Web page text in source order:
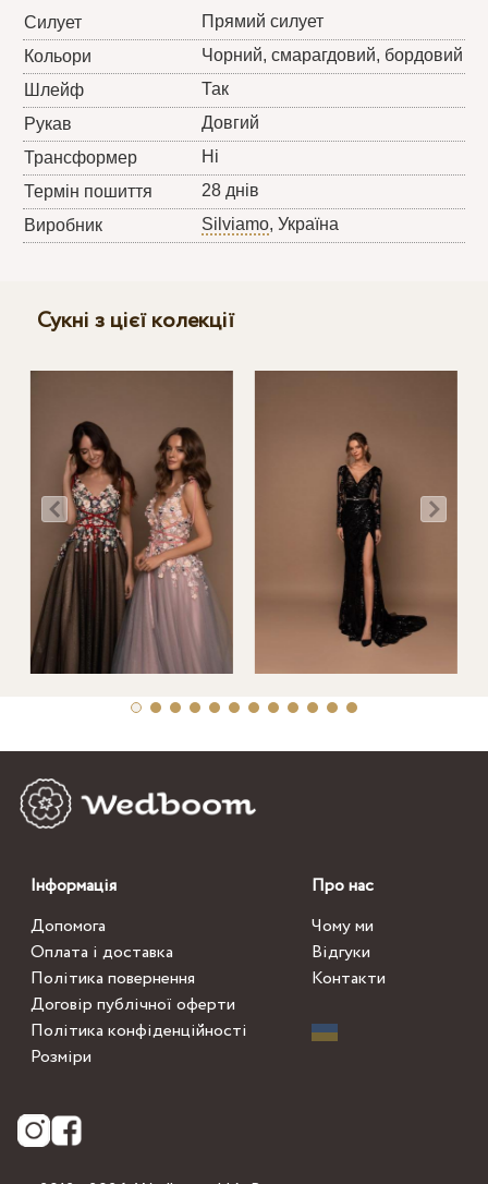
Силует
Прямий силует
Кольори
Чорний, смарагдовий, бордовий
Шлейф
Так
Рукав
Довгий
Трансформер
Ні
Термін пошиття
28 днів
Виробник
Silviamo, Україна
Сукні з цієї колекції
Інформація
Допомога
Оплата і доставка
Політика повернення
Договір публічної оферти
Політика конфіденційності
Розміри
Про нас
Чому ми
Відгуки
Контакти